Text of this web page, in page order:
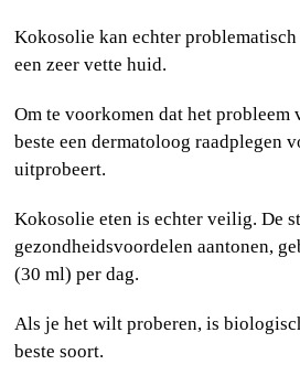
Kokosolie kan echter
een zeer vette huid.
Om te voorkomen dat het probleem
beste een dermatoloog raadplegen
uitprobeert.
Kokosolie eten is echter veilig. De
gezondheidsvoordelen aantonen,
(30 ml) per dag.
Als je het wilt proberen, is
beste soort.